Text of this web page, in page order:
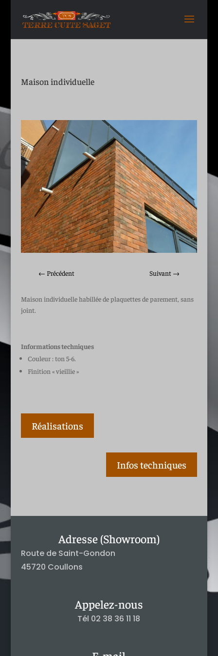
Maison individuelle
← Précédent Suivant →
Maison individuelle habillée de plaquettes de parement, sans
joint.
Informations techniques
Couleur : ton 5-6.
Finition « vieillie »
Réalisations
Infos techniques
Adresse (Showroom)
Route de Saint-Gondon
45720 Coullons
Appelez-nous
Tél 02 38 36 11 18